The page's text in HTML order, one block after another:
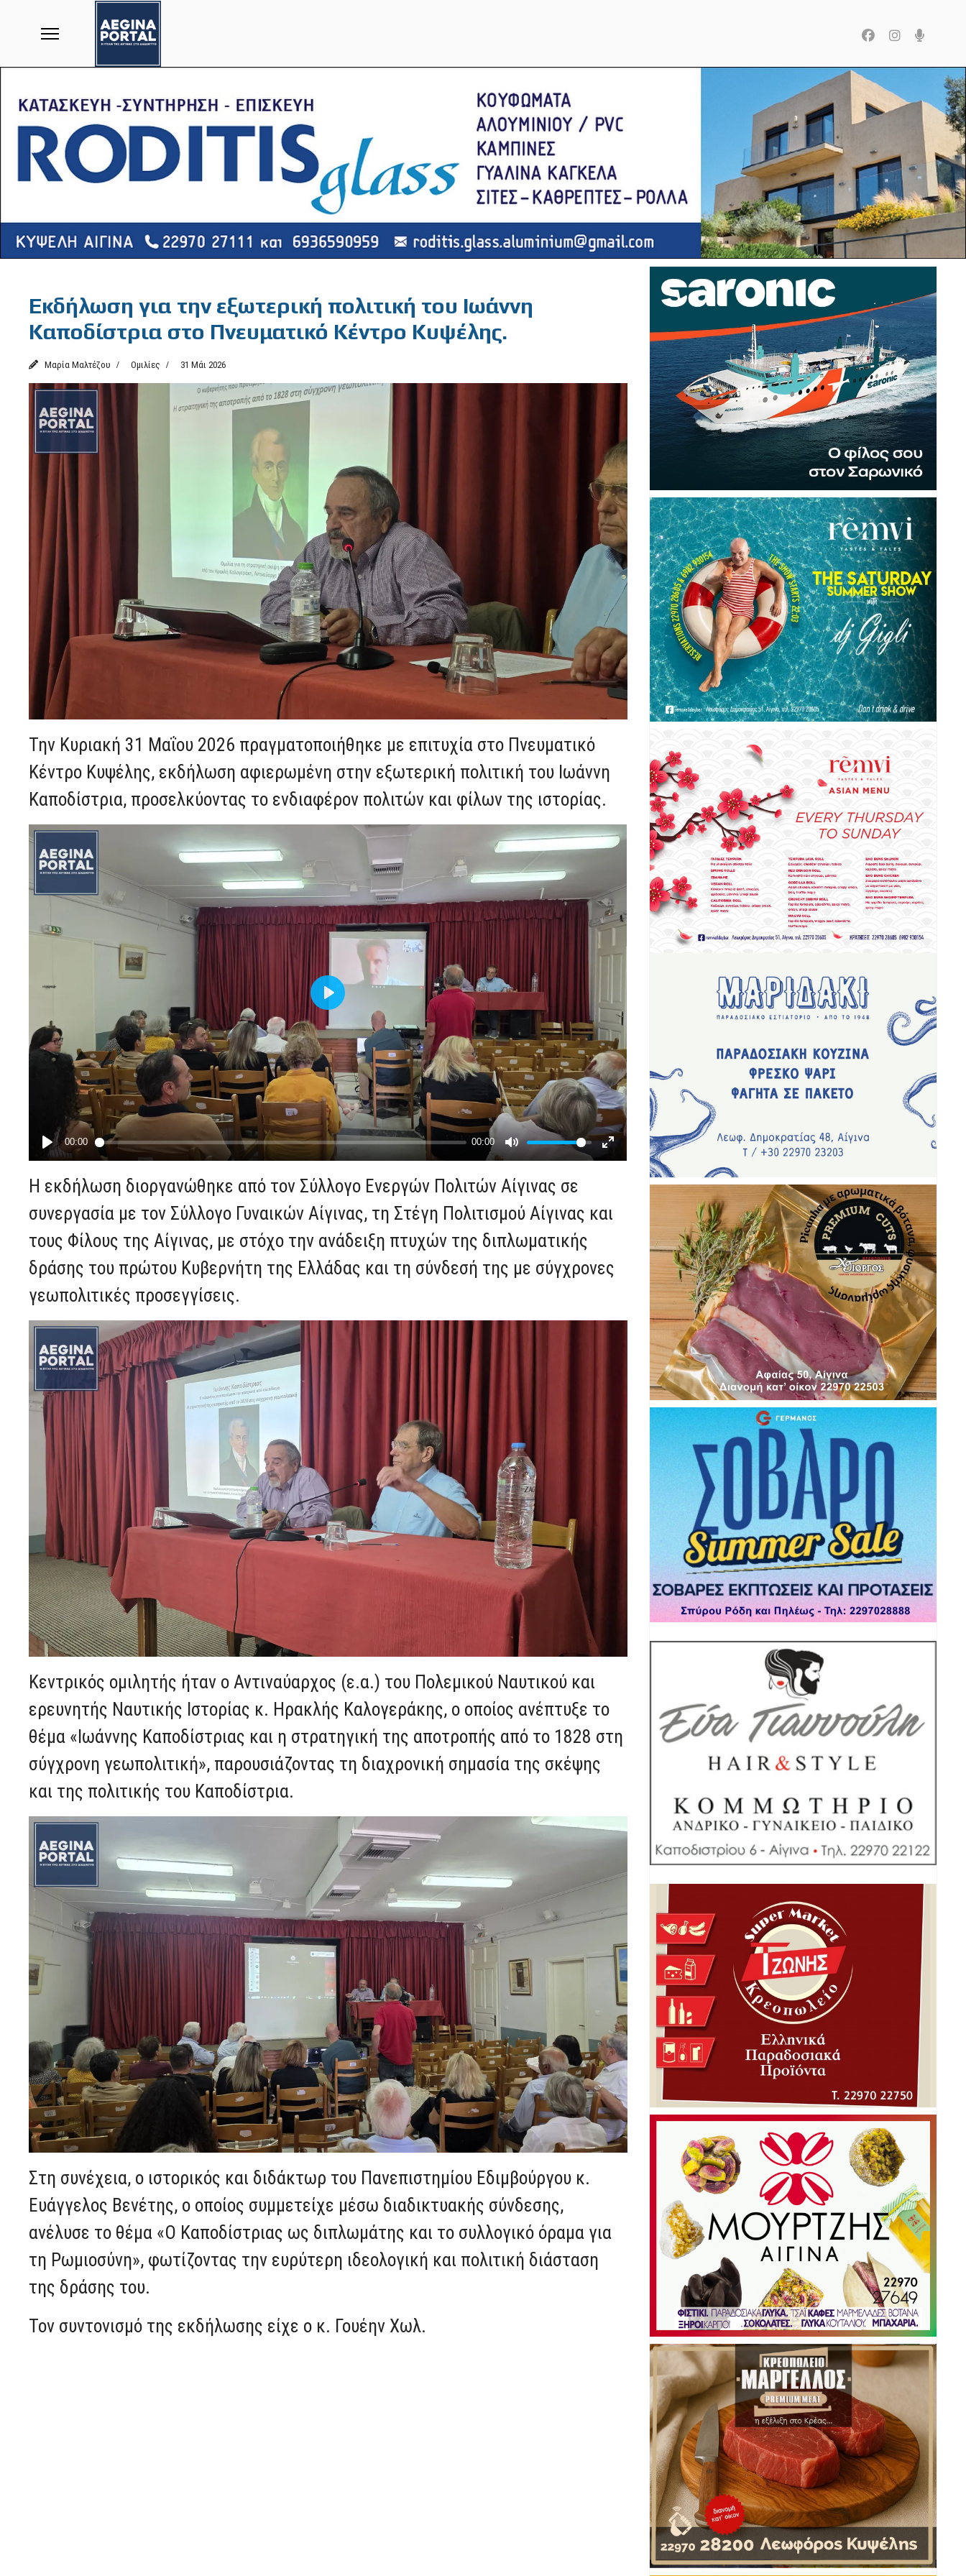
Εκδήλωση για την εξωτερική πολιτική του Ιωάννη
Καποδίστρια στο Πνευματικό Κέντρο Κυψέλης.
Μαρία Μαλτέζου Ομιλίες 31 Μάι 2026
Την Κυριακή 31 Μαΐου 2026 πραγματοποιήθηκε με επιτυχία στο Πνευματικό
Κέντρο Κυψέλης, εκδήλωση αφιερωμένη στην εξωτερική πολιτική του Ιωάννη
Καποδίστρια, προσελκύοντας το ενδιαφέρον πολιτών και φίλων της ιστορίας.
Η εκδήλωση διοργανώθηκε από τον Σύλλογο Ενεργών Πολιτών Αίγινας σε
συνεργασία με τον Σύλλογο Γυναικών Αίγινας, τη Στέγη Πολιτισμού Αίγινας και
τους Φίλους της Αίγινας, με στόχο την ανάδειξη πτυχών της διπλωματικής
δράσης του πρώτου Κυβερνήτη της Ελλάδας και τη σύνδεσή της με σύγχρονες
γεωπολιτικές προσεγγίσεις.
Κεντρικός ομιλητής ήταν ο Αντιναύαρχος (ε.α.) του Πολεμικού Ναυτικού και
ερευνητής Ναυτικής Ιστορίας κ. Ηρακλής Καλογεράκης, ο οποίος ανέπτυξε το
θέμα «Ιωάννης Καποδίστριας και η στρατηγική της αποτροπής από το 1828 στη
σύγχρονη γεωπολιτική», παρουσιάζοντας τη διαχρονική σημασία της σκέψης
και της πολιτικής του Καποδίστρια.
Στη συνέχεια, ο ιστορικός και διδάκτωρ του Πανεπιστημίου Εδιμβούργου κ.
Ευάγγελος Βενέτης, ο οποίος συμμετείχε μέσω διαδικτυακής σύνδεσης,
ανέλυσε το θέμα «Ο Καποδίστριας ως διπλωμάτης και το συλλογικό όραμα για
τη Ρωμιοσύνη», φωτίζοντας την ευρύτερη ιδεολογική και πολιτική διάσταση
της δράσης του.
Τον συντονισμό της εκδήλωσης είχε ο κ. Γουέην Χωλ.